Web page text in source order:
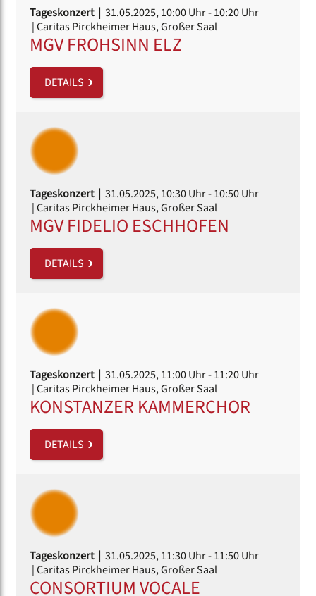
Tageskonzert | 31.05.2025, 10:00 Uhr- 10:20 Uhr
| Caritas Pirckheimer Haus, Großer Saal
MGV FROHSINN ELZ
DETAILS
Tageskonzert | 31.05.2025, 10:30 Uhr- 10:50 Uhr
| Caritas Pirckheimer Haus, Großer Saal
MGV FIDELIO ESCHHOFEN
DETAILS
Tageskonzert | 31.05.2025, 11:00 Uhr- 11:20 Uhr
| Caritas Pirckheimer Haus, Großer Saal
KONSTANZER KAMMERCHOR
DETAILS
Tageskonzert | 31.05.2025, 11:30 Uhr- 11:50 Uhr
| Caritas Pirckheimer Haus, Großer Saal
CONSORTIUM VOCALE